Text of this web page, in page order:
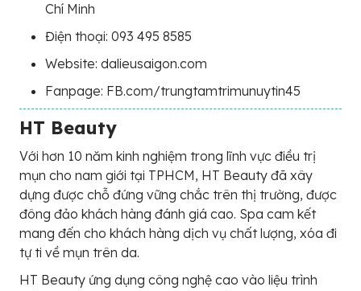
Chí Minh
Điện thoại: 093 495 8585
Website: dalieusaigon.com
Fanpage: FB.com/trungtamtrimunuytin45
HT Beauty
Với hơn 10 năm kinh nghiệm trong lĩnh vực điều trị
mụn cho nam giới tại TPHCM, HT Beauty đã xây
dựng được chỗ đứng vững chắc trên thị trường, được
đông đảo khách hàng đánh giá cao. Spa cam kết
mang đến cho khách hàng dịch vụ chất lượng, xóa đi
tự ti về mụn trên da.
HT Beauty ứng dụng công nghệ cao vào liệu trình